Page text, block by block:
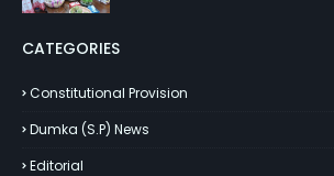
CATEGORIES
Constitutional Provision
Dumka (S.P) News
Editorial